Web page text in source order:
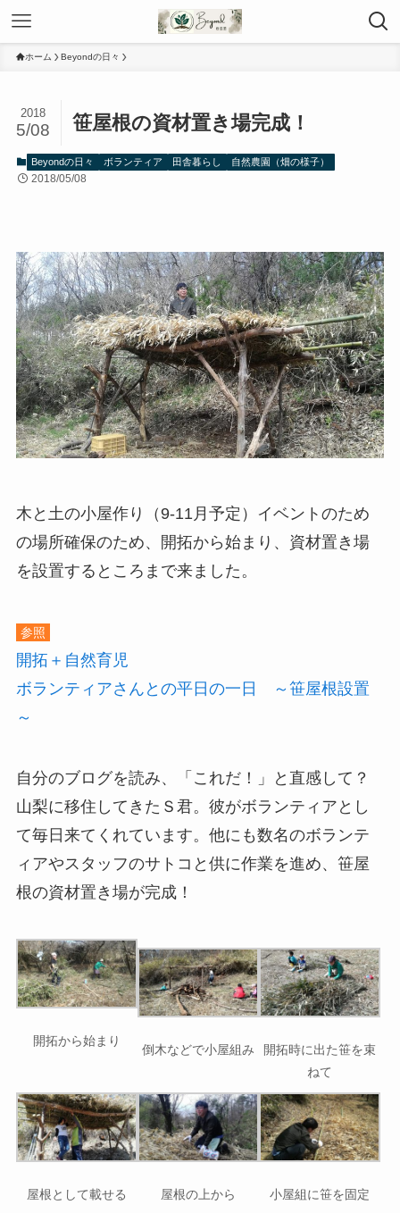
ホーム Beyondの日々
笹屋根の資材置き場完成！
2018
5/08
Beyondの日々 ボランティア 田舎暮らし 自然農園（畑の様子）
2018/05/08
木と土の小屋作り（9-11月予定）イベントのため
の場所確保のため、開拓から始まり、資材置き場
を設置するところまで来ました。
参照
開拓＋自然育児
ボランティアさんとの平日の一日 ～笹屋根設置
～
自分のブログを読み、「これだ！」と直感して？
山梨に移住してきたＳ君。彼がボランティアとし
て毎日来てくれています。他にも数名のボランテ
ィアやスタッフのサトコと供に作業を進め、笹屋
根の資材置き場が完成！
開拓から始まり
倒木などで小屋組み
開拓時に出た笹を束
ねて
屋根として載せる 屋根の上から 小屋組に笹を固定